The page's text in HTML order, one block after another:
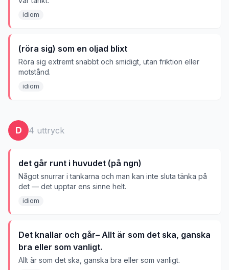
idiom
(röra sig) som en oljad blixt
Röra sig extremt snabbt och smidigt, utan friktion eller
motstånd.
idiom
D 4 uttryck
det går runt i huvudet (på ngn)
Något snurrar i tankarna och man kan inte sluta tänka på
det — det upptar ens sinne helt.
idiom
Det knallar och går– Allt är som det ska, ganska
bra eller som vanligt.
Allt är som det ska, ganska bra eller som vanligt.